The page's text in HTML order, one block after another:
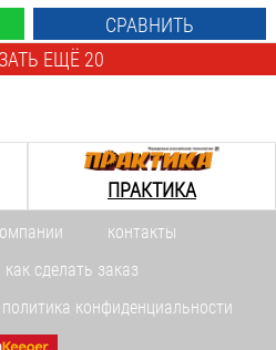
СРАВНИТЬ
ЕЩЁ 20
ПРАКТИКА
контакты
как сделать заказ
политика конфиденциальности